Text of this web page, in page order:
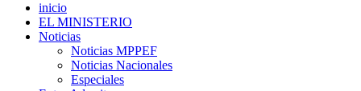
inicio
EL MINISTERIO
Noticias
Noticias MPPEF
Noticias Nacionales
Especiales